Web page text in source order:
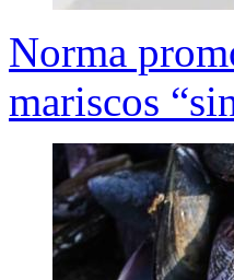
Norma
mariscos